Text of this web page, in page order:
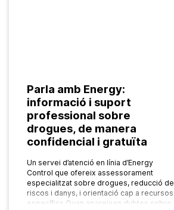
Parla amb Energy:
informació i suport
professional sobre
drogues, de manera
confidencial i gratuïta
Un servei d’atenció en línia d’Energy
Control que ofereix assessorament
especialitzat sobre drogues, reducció de
riscos i danys, i orientació cap a recursos
específics Quan apareixen dubtes sobre